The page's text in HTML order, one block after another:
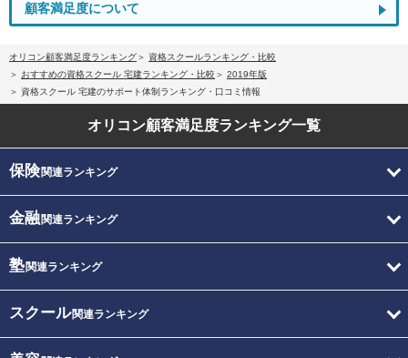
顧客満足度について
オリコン顧客満足度ランキング
資格スクールランキング・比較
おすすめの資格スクール 宅建ランキング・比較
2019年版
資格スクール 宅建のサポート体制ランキング・口コミ情報
オリコン顧客満足度ランキング一覧
保険関連ランキング
金融関連ランキング
塾関連ランキング
スクール関連ランキング